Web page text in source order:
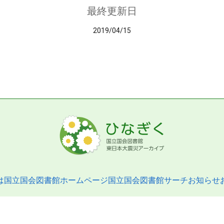
最終更新日
2019/04/15
国立国会図書館ホームページ国立国会図書館サーチお知らせ